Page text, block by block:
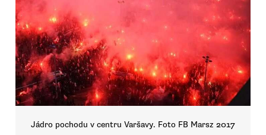
Jádro pochodu v centru Varšavy. Foto FB Marsz 2017